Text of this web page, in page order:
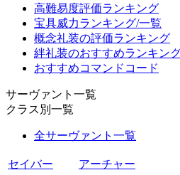
高難易度評価ランキング
宝具威力ランキング/一覧
概念礼装の評価ランキング
絆礼装のおすすめランキン
おすすめコマンドコード
サーヴァント一覧
クラス別一覧
全サーヴァント一覧
セイバー
アーチャー